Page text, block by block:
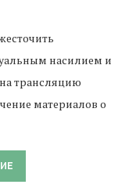
насилием и
трансляцию
материалов о